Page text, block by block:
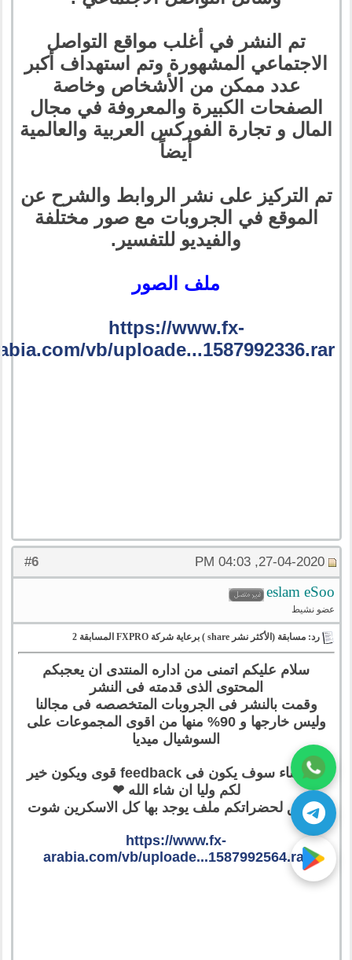
تم النشر في أغلب مواقع التواصل
الاجتماعي المشهورة وتم استهداف أكبر
عدد ممكن من الأشخاص وخاصة
الصفحات الكبيرة والمعروفة في مجال
المال و تجارة الفوركس العربية والعالمية
أيضاً
تم التركيز على نشر الروابط والشرح عن
الموقع في الجروبات مع صور مختلفة
والفيديو للتفسير.
ملف الصور
https://www.fx-
vb/uploade...1587992336.rar
#
6 27-04-2020, 04:03 PM
eslam eSoo
عضو نشيط
رد: مسابقة (الأكثر نشر share ) برعاية شركة FXPRO المسابقة 2
سلام عليكم اتمنى من اداره المنتدى ان يعجبكم
المحتوى الذى قدمته فى النشر
وقمت بالنشر فى الجروبات المتخصصه فى مجالنا
وليس خارجها و 90% منها من اقوى المجموعات على
السوشيال ميديا
وان شاء سوف يكون فى feedback قوى ويكون خير
لكم وليا ان شاء الله ❤
مرافق لحضراتكم ملف يوجد بها كل الاسكرين شوت
https://www.fx-
arabia.com/vb/uploade...1587992564.rar